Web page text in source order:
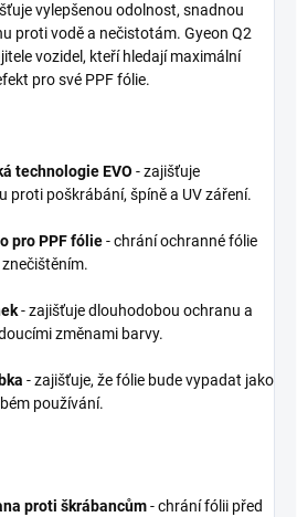
vylepšenou odolnost, snadnou
proti vodě a nečistotám. Gyeon Q2
vozidel, kteří hledají maximální
pro své PPF fólie.
technologie EVO - zajišťuje
proti poškrábání, špíně a UV záření.
pro PPF fólie- chrání ochranné fólie
- zajišťuje dlouhodobou ochranu a
změnami barvy.
- zajišťuje, že fólie bude vypadat jako
používání.
proti škrábancům- chrání fólii před